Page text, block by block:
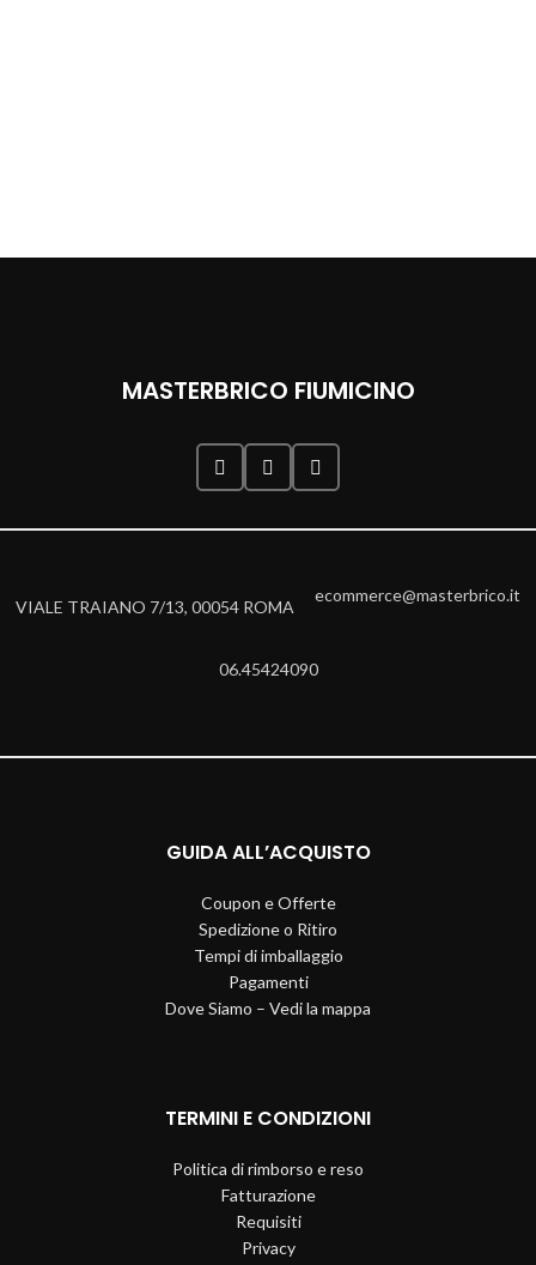
MASTERBRICO FIUMICINO
VIALE TRAIANO 7/13, 00054 ROMA
ecommerce@masterbrico.it
06.45424090
GUIDA ALL’ACQUISTO
Coupon e Offerte
Spedizione o Ritiro
Tempi di imballaggio
Pagamenti
Dove Siamo – Vedi la mappa
TERMINI E CONDIZIONI
Politica di rimborso e reso
Fatturazione
Requisiti
Privacy